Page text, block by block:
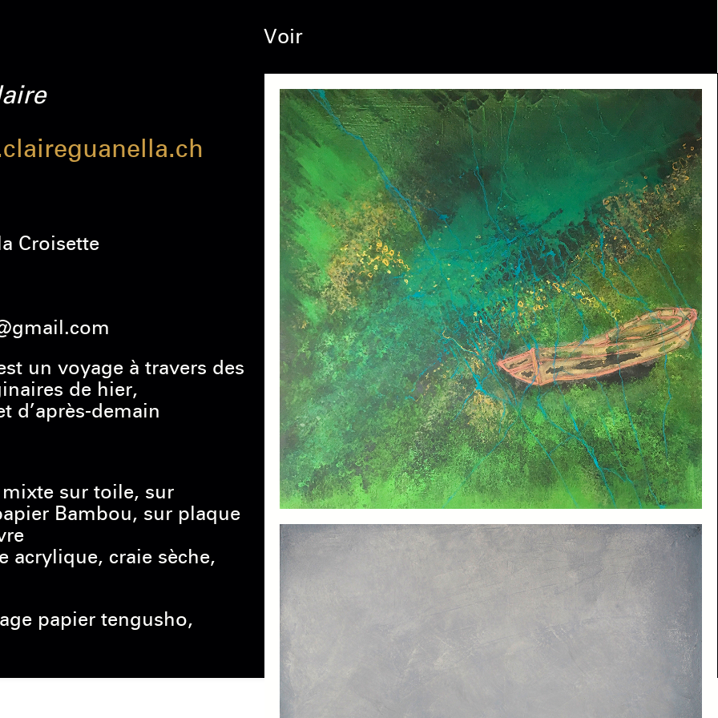
Voir
Croisette
un voyage à travers des
de hier,
d’après-demain
sur toile, sur
Bambou, sur plaque
acrylique, craie sèche,
papier tengusho,